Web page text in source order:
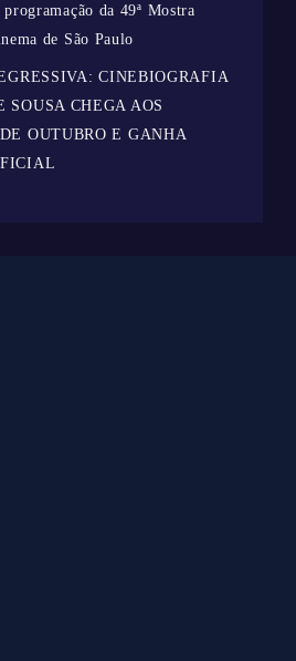
da 49ª Mostra
de São Paulo
CINEBIOGRAFIA
CHEGA AOS
OUTUBRO E GANHA